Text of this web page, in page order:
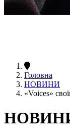
Головна
НОВИНИ
«Voices»